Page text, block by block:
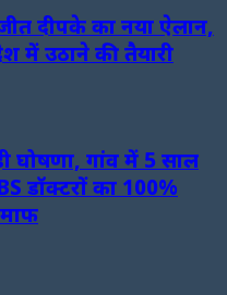
दीपके का नया ऐलान,
में उठाने की तैयारी
घोषणा, गांव में 5 साल
डॉक्टरों का 100%